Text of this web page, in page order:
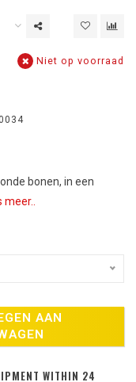
Niet op voorraad
bonen, in een
meer..
AAN
WITHIN 24